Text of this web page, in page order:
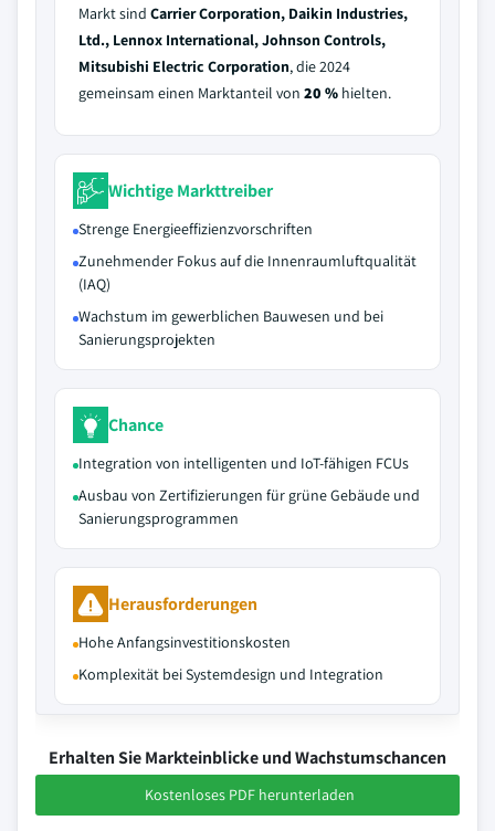
Markt sind Carrier Corporation, Daikin Industries,
Ltd., Lennox International, Johnson Controls,
Mitsubishi Electric Corporation, die 2024
gemeinsam einen Marktanteil von 20 % hielten.
Wichtige Markttreiber
Strenge Energieeffizienzvorschriften
Zunehmender Fokus auf die Innenraumluftqualität
(IAQ)
Wachstum im gewerblichen Bauwesen und bei
Sanierungsprojekten
Chance
Integration von intelligenten und IoT-fähigen FCUs
Ausbau von Zertifizierungen für grüne Gebäude und
Sanierungsprogrammen
Herausforderungen
Hohe Anfangsinvestitionskosten
Komplexität bei Systemdesign und Integration
Erhalten Sie Markteinblicke und Wachstumschancen
Kostenloses PDF herunterladen